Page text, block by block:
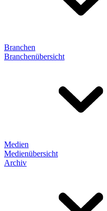
Branchen
Branchenübersicht
Medien
Medienübersicht
Archiv